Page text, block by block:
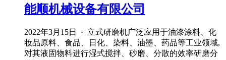
能顺机械设备有限公司
2022年3月15日 · 立式研磨机广泛应用于油漆涂料、化
妆品原料、食品、日化、染料、油墨、药品等工业领域,
对其液固物料进行湿式搅拌、砂磨、分散的效率研磨分